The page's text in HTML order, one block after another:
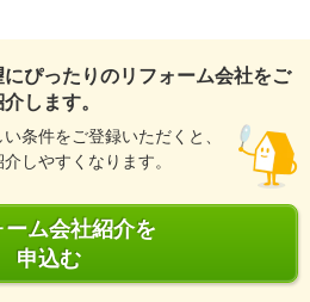
ぴったりのリフォーム会社をご
します。
条件をご登録いただくと、
しやすくなります。
ーム会社紹介を
申込む